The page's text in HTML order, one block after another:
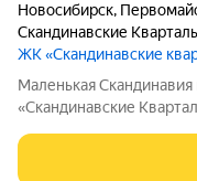
Новосибирск,
Скандинавские
ЖК «Скандинавские
Маленькая
«Скандинавские
за ней открываются
природу. Уникальная